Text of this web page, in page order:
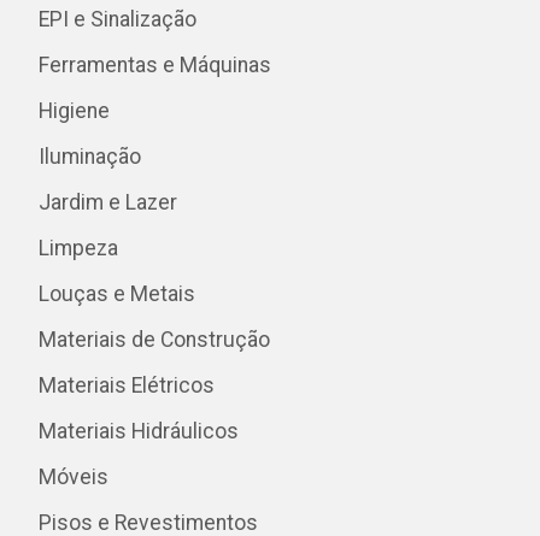
EPI e Sinalização
Ferramentas e Máquinas
Higiene
Iluminação
Jardim e Lazer
Limpeza
Louças e Metais
Materiais de Construção
Materiais Elétricos
Materiais Hidráulicos
Móveis
Pisos e Revestimentos